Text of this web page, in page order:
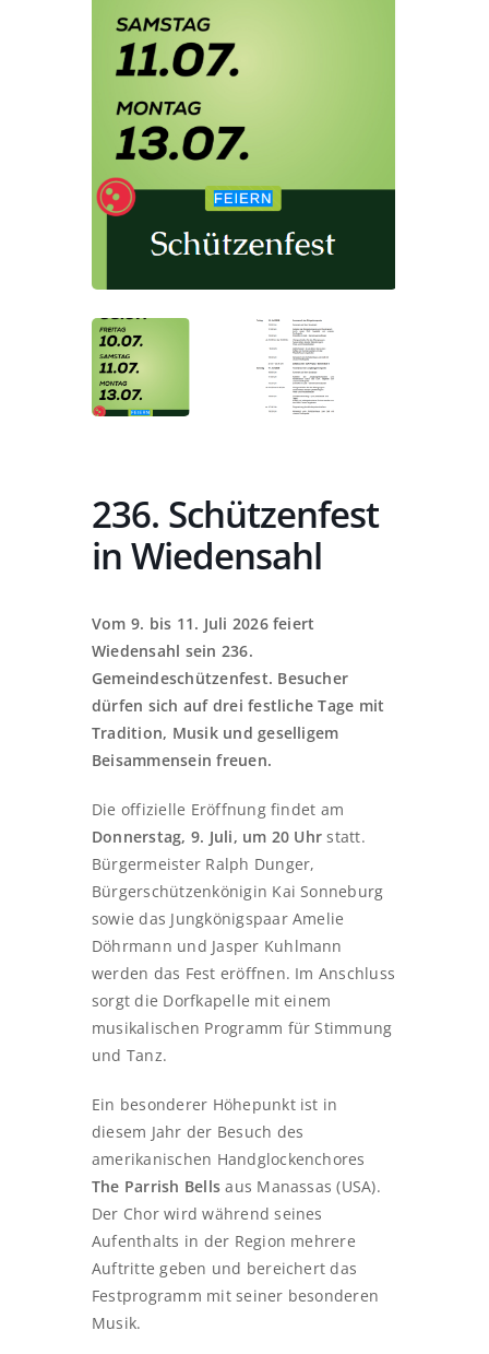
236. Schützenfest
in Wiedensahl
Vom 9. bis 11. Juli 2026 feiert
Wiedensahl sein 236.
Gemeindeschützenfest. Besucher
dürfen sich auf drei festliche Tage mit
Tradition, Musik und geselligem
Beisammensein freuen.
Die offizielle Eröffnung findet am
Donnerstag, 9. Juli, um 20 Uhr statt.
Bürgermeister Ralph Dunger,
Bürgerschützenkönigin Kai Sonneburg
sowie das Jungkönigspaar Amelie
Döhrmann und Jasper Kuhlmann
werden das Fest eröffnen. Im Anschluss
sorgt die Dorfkapelle mit einem
musikalischen Programm für Stimmung
und Tanz.
Ein besonderer Höhepunkt ist in
diesem Jahr der Besuch des
amerikanischen Handglockenchores
The Parrish Bells aus Manassas (USA).
Der Chor wird während seines
Aufenthalts in der Region mehrere
Auftritte geben und bereichert das
Festprogramm mit seiner besonderen
Musik.